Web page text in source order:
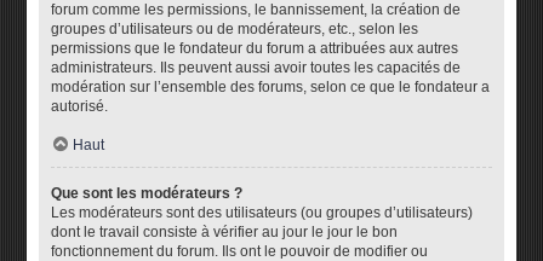
forum comme les permissions, le bannissement, la création de
groupes d’utilisateurs ou de modérateurs, etc., selon les
permissions que le fondateur du forum a attribuées aux autres
administrateurs. Ils peuvent aussi avoir toutes les capacités de
modération sur l’ensemble des forums, selon ce que le fondateur a
autorisé.
Haut
Que sont les modérateurs ?
Les modérateurs sont des utilisateurs (ou groupes d’utilisateurs)
dont le travail consiste à vérifier au jour le jour le bon
fonctionnement du forum. Ils ont le pouvoir de modifier ou